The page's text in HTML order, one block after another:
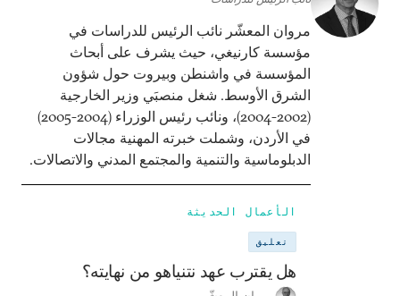
مروان المعشّر نائب الرئيس للدراسات في
مؤسسة كارنيغي، حيث يشرف على أبحاث
المؤسسة في واشنطن وبيروت حول شؤون
الشرق الأوسط. شغل منصبَي وزير الخارجية
(2002-2004)، ونائب رئيس الوزراء (2004-2005)
في الأردن، وشملت خبرته المهنية مجالات
الدبلوماسية والتنمية والمجتمع المدني والاتصالات.
الأعمال الحديثة
تعليق
هل يقترب عهد نتنياهو من نهايته؟